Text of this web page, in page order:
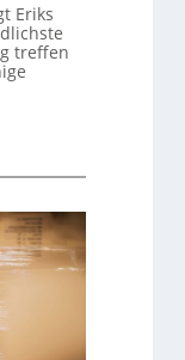
Eriks
treffen